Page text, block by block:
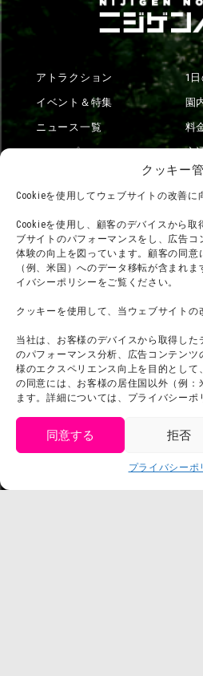
クッキー
Cookieを使用してウェブサイトの改善に
Cookieを使用し、顧客のデバイスから
ブサイトのパフォーマンスをし、広告コ
体験の向上を図っています。顧客の同
（例、米国）へのデータ移転が含まれ
イバシーポリシーをご覧ください。
クッキーを使用して、当ウェブサイトの
当社は、お客様のデバイスから取得した
のパフォーマンス分析、広告コンテン
様のエクスペリエンス向上を目的として
の同意には、お客様の居住国以外（例
ます。詳細については、プライバシーポ
同意する 拒否
プライバシーポ
アトラクション
イベント＆特集
ニュース一覧
ショップ
オンラインショップ
宿泊
1
園
料
交
ニ
団体利用について
チームビルディング計画
よくある質問・
お問い合わせ
利用規約
プレスリリース
法
会
ス